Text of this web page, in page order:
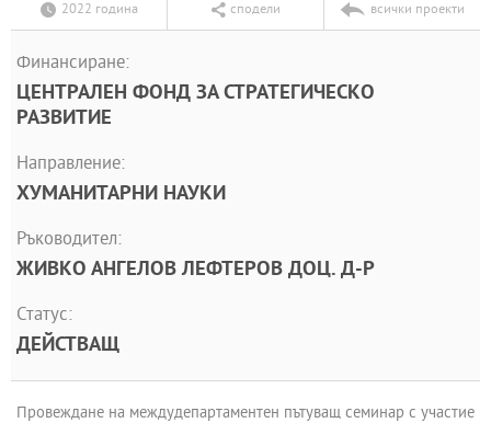
2022 година сподели всички проекти
Финансиране:
ЦЕНТРАЛЕН ФОНД ЗА СТРАТЕГИЧЕСКО
РАЗВИТИЕ
Направление:
ХУМАНИТАРНИ НАУКИ
Ръководител:
ЖИВКО АНГЕЛОВ ЛЕФТЕРОВ ДОЦ. Д-Р
Статус:
ДЕЙСТВАЩ
Провеждане на междудепартаментен пътуващ семинар с участие